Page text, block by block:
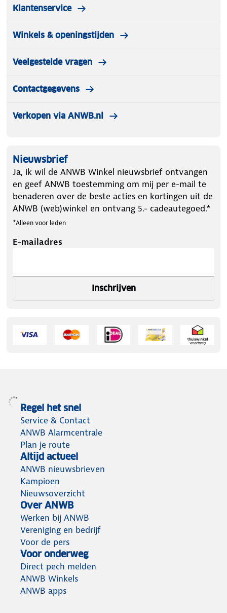
Klantenservice
Winkels & openingstijden
Veelgestelde vragen
Contactgegevens
Verkopen via ANWB.nl
Nieuwsbrief
Ja, ik wil de ANWB Winkel nieuwsbrief ontvangen
en geef ANWB toestemming om mij per e-mail te
benaderen over de beste acties en kortingen uit de
ANWB (web)winkel en ontvang 5.- cadeautegoed.*
*Alleen voor leden
E-mailadres
Inschrijven
Regel het snel
Service & Contact
ANWB Alarmcentrale
Plan je route
Altijd actueel
ANWB nieuwsbrieven
Kampioen
Nieuwsoverzicht
Over ANWB
Werken bij ANWB
Vereniging en bedrijf
Voor de pers
Voor onderweg
Direct pech melden
ANWB Winkels
ANWB apps